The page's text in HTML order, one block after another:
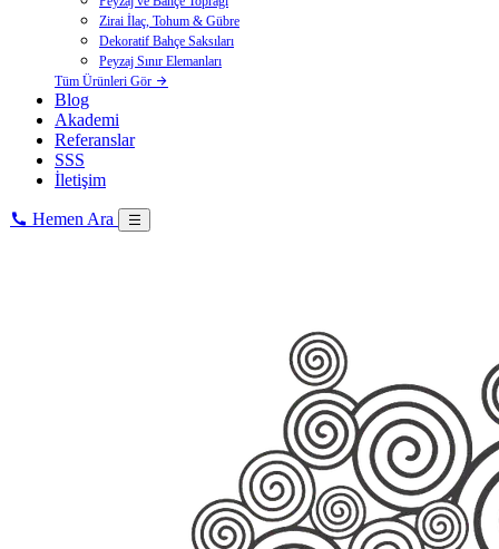
Zirai İlaç, Tohum & Gübre
Dekoratif Bahçe Saksıları
Peyzaj Sınır Elemanları
Tüm Ürünleri Gör
Blog
Akademi
Referanslar
SSS
İletişim
Hemen Ara